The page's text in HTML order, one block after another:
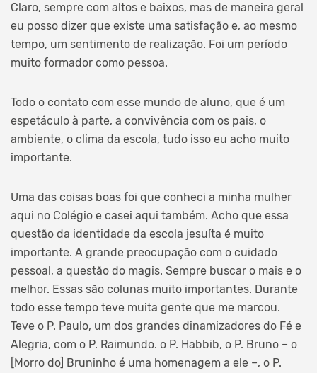
Claro, sempre com altos e baixos, mas de maneira geral
eu posso dizer que existe uma satisfação e, ao mesmo
tempo, um sentimento de realização. Foi um período
muito formador como pessoa.
Todo o contato com esse mundo de aluno, que é um
espetáculo à parte, a convivência com os pais, o
ambiente, o clima da escola, tudo isso eu acho muito
importante.
Uma das coisas boas foi que conheci a minha mulher
aqui no Colégio e casei aqui também. Acho que essa
questão da identidade da escola jesuíta é muito
importante. A grande preocupação com o cuidado
pessoal, a questão do magis. Sempre buscar o mais e o
melhor. Essas são colunas muito importantes. Durante
todo esse tempo teve muita gente que me marcou.
Teve o P. Paulo, um dos grandes dinamizadores do Fé e
Alegria, com o P. Raimundo. o P. Habbib, o P. Bruno – o
[Morro do] Bruninho é uma homenagem a ele –, o P.